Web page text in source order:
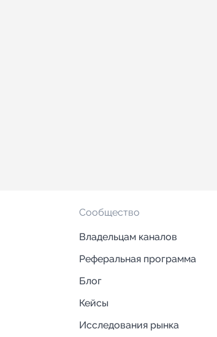
Сообщество
Владельцам каналов
Реферальная программа
Блог
Кейсы
Исследования рынка